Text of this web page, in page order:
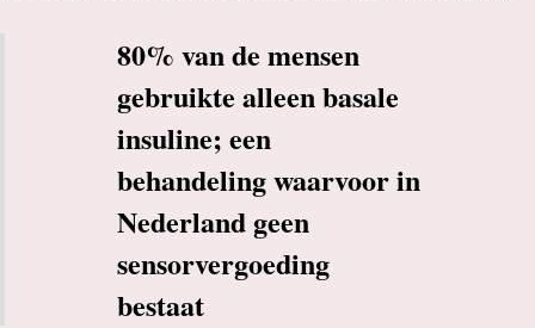
80% van de mensen
gebruikte alleen basale
insuline; een
behandeling waarvoor in
Nederland geen
sensorvergoeding
bestaat